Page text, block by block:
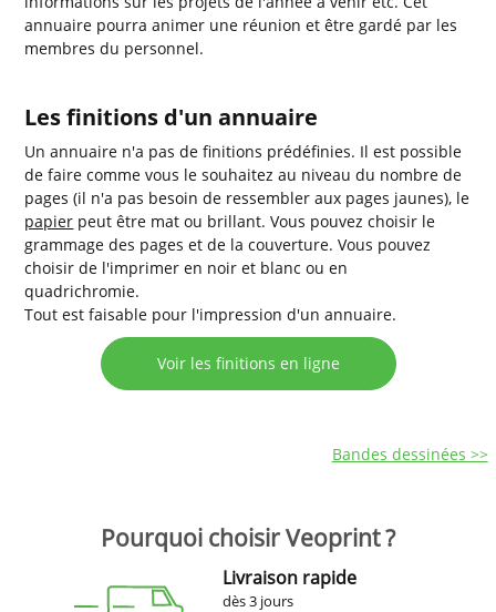
annuaire pourra animer une réunion et être gardé par les
membres du personnel.
Les finitions d'un annuaire
Un annuaire n'a pas de finitions prédéfinies. Il est possible
de faire comme vous le souhaitez au niveau du nombre de
pages (il n'a pas besoin de ressembler aux pages jaunes), le
papier peut être mat ou brillant. Vous pouvez choisir le
grammage des pages et de la couverture. Vous pouvez
choisir de l'imprimer en noir et blanc ou en
quadrichromie.
Tout est faisable pour l'impression d'un annuaire.
Voir les finitions en ligne
Bandes dessinées >>
Pourquoi choisir Veoprint ?
Livraison rapide
dès 3 jours